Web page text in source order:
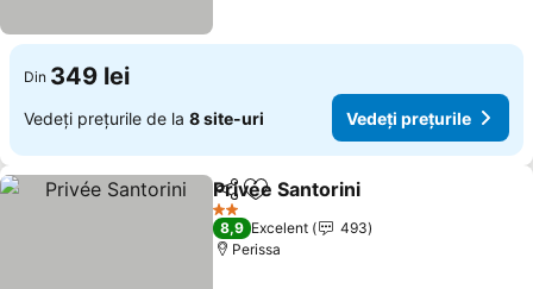
Din 349 lei
Vedeți prețurile de la 8 site-uri Vedeți prețurile
DistribuițiAdăugaţi la favorite
Privée Santorini
2 Stele
8,9 Excelent
493
Perissa